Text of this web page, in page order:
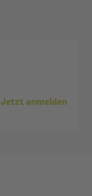
Jetzt anmelden